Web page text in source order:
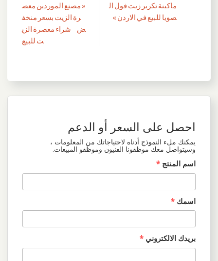
تصفّح
« مصنع الموردين معص
رة الزيت بسعر منخف
ض – شراء معصرة الزي
ت للبيع
ماكينة تكرير زيت فول ال
صويا للبيع في الاردن »
احصل على السعر أو الدعم
يمكنك ملء النموذج أدناه لاحتياجاتك من المعلومات ،
وسيتواصل معك موظفونا الفنيون وموظفو المبيعات.
اسم المنتج *
اسمك *
بريدك الالكتروني *